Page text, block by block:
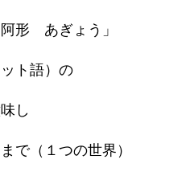
形 あぎょう」
ト語）の
し
で（１つの世界）